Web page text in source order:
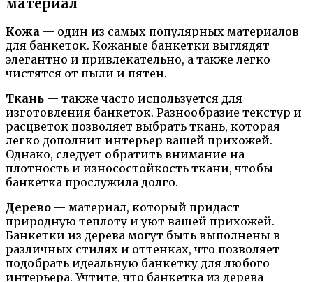
материал
Кожа — один из самых популярных материалов
для банкеток. Кожаные банкетки выглядят
элегантно и привлекательно, а также легко
чистятся от пыли и пятен.
Ткань — также часто используется для
изготовления банкеток. Разнообразие текстур и
расцветок позволяет выбрать ткань, которая
легко дополнит интерьер вашей прихожей.
Однако, следует обратить внимание на
плотность и износостойкость ткани, чтобы
банкетка прослужила долго.
Дерево — материал, который придаст
природную теплоту и уют вашей прихожей.
Банкетки из дерева могут быть выполнены в
различных стилях и оттенках, что позволяет
подобрать идеальную банкетку для любого
интерьера. Учтите, что банкетка из дерева